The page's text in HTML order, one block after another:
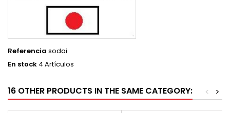
Referencia sodai
En stock 4 Artículos
16 OTHER PRODUCTS IN THE SAME CATEGORY: >
<